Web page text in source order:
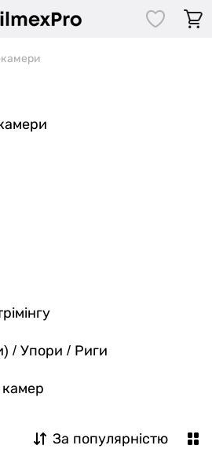
/ Упори / Риги
За популярністю